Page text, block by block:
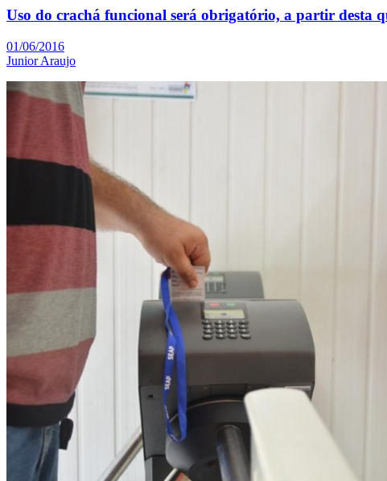
Uso do crachá funcional será obrigatório, a partir desta
01/06/2016
Junior Araujo